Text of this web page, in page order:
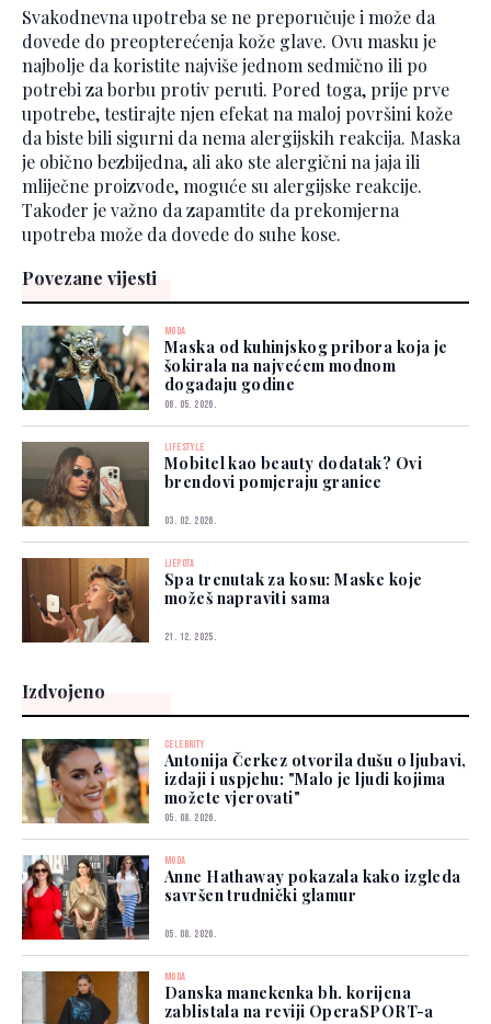
Svakodnevna upotreba se ne preporučuje i može da
dovede do preopterećenja kože glave. Ovu masku je
najbolje da koristite najviše jednom sedmično ili po
potrebi za borbu protiv peruti. Pored toga, prije prve
upotrebe, testirajte njen efekat na maloj površini kože
da biste bili sigurni da nema alergijskih reakcija. Maska
je obično bezbijedna, ali ako ste alergični na jaja ili
mliječne proizvode, moguće su alergijske reakcije.
Također je važno da zapamtite da prekomjerna
upotreba može da dovede do suhe kose.
Povezane vijesti
MODA
Maska od kuhinjskog pribora koja je
šokirala na najvećem modnom
događaju godine
06. 05. 2026.
LIFESTYLE
Mobitel kao beauty dodatak? Ovi
brendovi pomjeraju granice
03. 02. 2026.
LJEPOTA
Spa trenutak za kosu: Maske koje
možeš napraviti sama
21. 12. 2025.
Izdvojeno
CELEBRITY
Antonija Čerkez otvorila dušu o ljubavi,
izdaji i uspjehu: "Malo je ljudi kojima
možete vjerovati"
05. 08. 2026.
MODA
Anne Hathaway pokazala kako izgleda
savršen trudnički glamur
05. 08. 2026.
MODA
Danska manekenka bh. korijena
zablistala na reviji OperaSPORT-a